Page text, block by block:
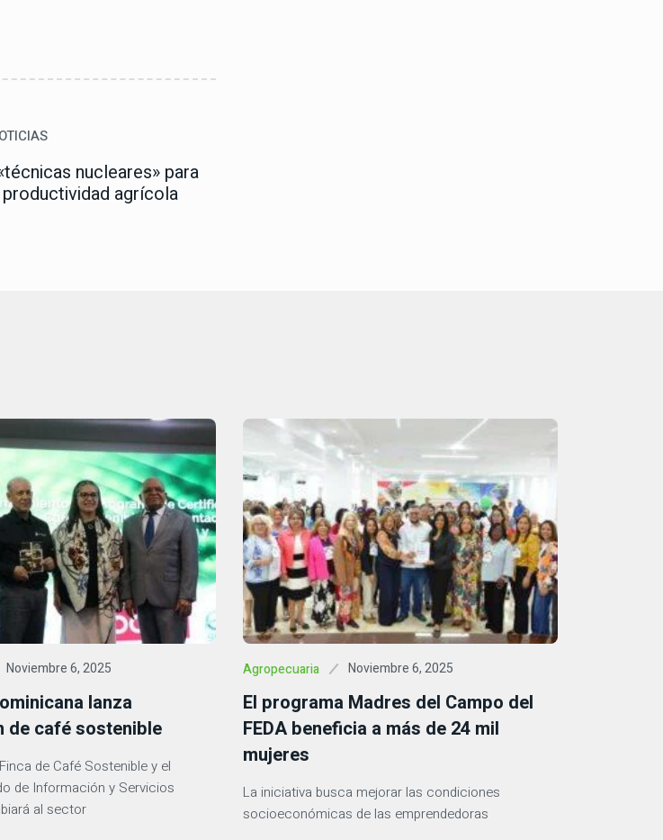
nucleares» para
agrícola
Noviembre 6, 2025
lanza
de café sostenible
de Café Sostenible y el
de Información y Servicios
al sector
Agropecuaria Noviembre 6, 2025
El programa Madres del Campo del
FEDA beneficia a más de 24 mil
mujeres
La iniciativa busca mejorar las condiciones
socioeconómicas de las emprendedoras